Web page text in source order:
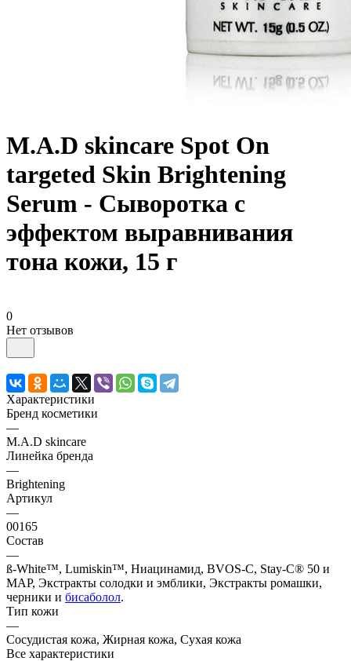
M.A.D skincare Spot On
targeted Skin Brightening
Serum - Сыворотка с
эффектом выравнивания
тона кожи, 15 г
0
Нет отзывов
Характеристики
Бренд косметики
—
M.A.D skincare
Линейка бренда
—
Brightening
Артикул
—
00165
Состав
—
ß-White™, Lumiskin™, Ниацинамид, BVOS-C, Stay-C® 50 и
МАР, Экстракты солодки и эмблики, Экстракты ромашки,
черники и бисаболол.
Тип кожи
—
Сосудистая кожа, Жирная кожа, Сухая кожа
Все характеристики